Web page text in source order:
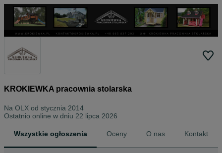
KROKIEWKA pracownia stolarska
Na OLX od stycznia 2014
Ostatnio online w dniu 22 lipca 2026
Wszystkie ogłoszenia Oceny O nas Kontakt